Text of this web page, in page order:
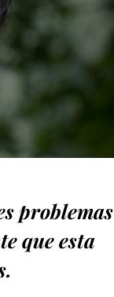
en
problemas
que esta